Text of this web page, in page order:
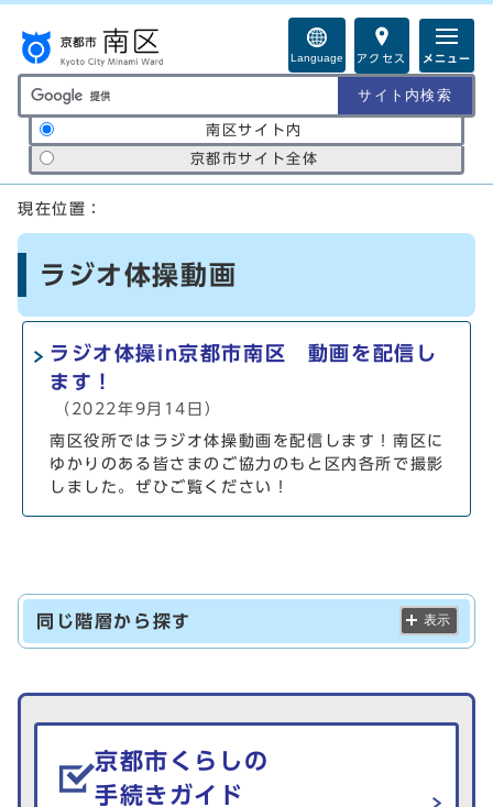
Language アクセス メニュー
サイト内検索の範囲
南区サイト内
京都市サイト全体
ここから本文です
現在位置：
ラジオ体操動画
ラジオ体操in京都市南区 動画を配信し
ます！
（2022年9月14日）
南区役所ではラジオ体操動画を配信します！南区に
ゆかりのある皆さまのご協力のもと区内各所で撮影
しました。ぜひご覧ください！
同じ階層から探す 表示
生活情報を探す
京都市くらしの
手続きガイド